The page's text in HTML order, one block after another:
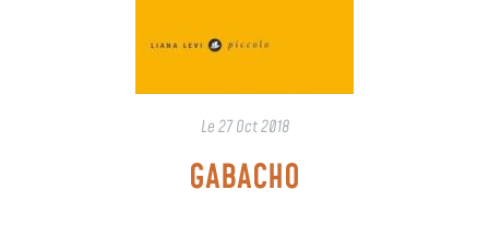
Le27 Oct 2018
GABACHO